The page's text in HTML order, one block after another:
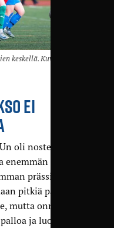
keskellä. Kuva: Anssi
EI
oli nostettava
enemmän
prässin myötä
pitkiä palloja
mutta onnistui
ja luomaan